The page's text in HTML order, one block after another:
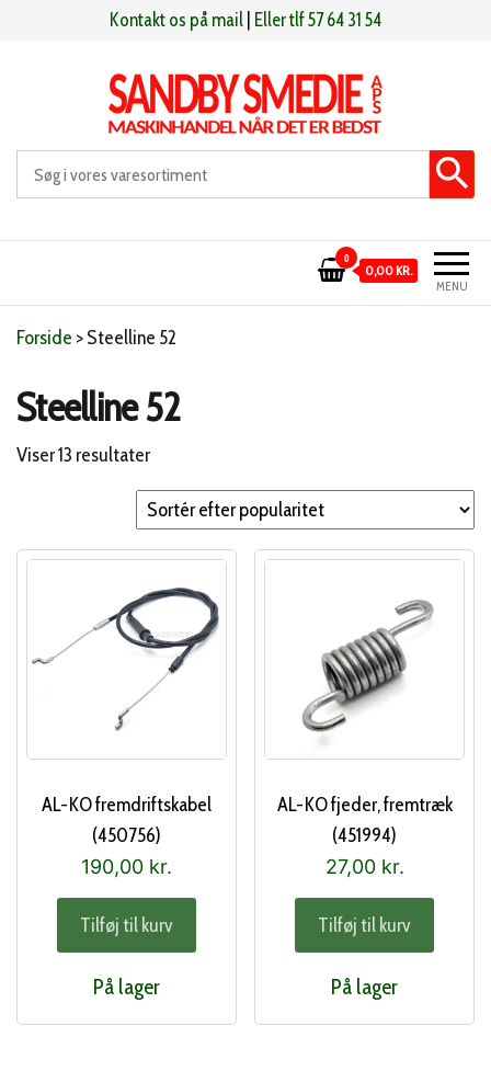
Kontakt os på mail Eller tlf 57 64 31 54
Sandby smeden Maskinhandel når det er bedst
MENU
0
0,00 KR.
Forside >Steelline 52
Steelline 52
Viser 13 resultaterSorteret
efter
popularitet
AL-KO fremdriftskabel
(450756)
190,00 kr.
Tilføj til kurv
På lager
AL-KO fjeder, fremtræk
(451994)
27,00 kr.
Tilføj til kurv
På lager